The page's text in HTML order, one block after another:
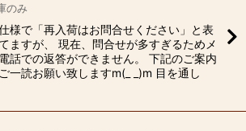
のみ
様で「再入荷はお問合せください」と表
ますが、 現在、問合せが多すぎるためメ
話での返答ができません。 下記のご案内
一読お願い致しますm(_ _)m 目を通し